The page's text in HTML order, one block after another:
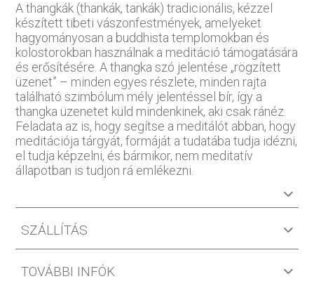
A thangkák (thankák, tankák) tradicionális, kézzel
készített tibeti vászonfestmények, amelyeket
hagyományosan a buddhista templomokban és
kolostorokban használnak a meditáció támogatására
és erősítésére. A thangka szó jelentése „rögzített
üzenet” – minden egyes részlete, minden rajta
található szimbólum mély jelentéssel bír, így a
thangka üzenetet küld mindenkinek, aki csak ránéz.
Feladata az is, hogy segítse a meditálót abban, hogy
meditációja tárgyát, formáját a tudatába tudja idézni,
el tudja képzelni, és bármikor, nem meditatív
állapotban is tudjon rá emlékezni.
SZÁLLÍTÁS
TOVÁBBI INFÓK